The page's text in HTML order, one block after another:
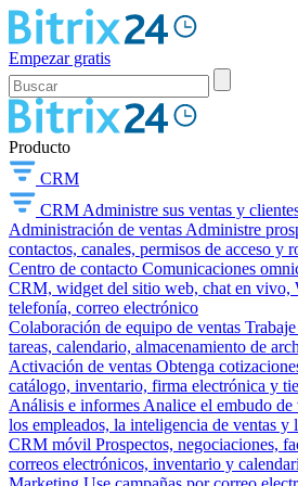
Empezar gratis
Producto
CRM
CRM Administre sus ventas y
Administración de ventas Administre
contactos, canales, permisos de acceso y
Centro de contacto Comunicaciones
CRM, widget del sitio web, chat en vivo,
telefonía, correo electrónico
Colaboración de equipo de ventas
tareas, calendario, almacenamiento de
Activación de ventas Obtenga
catálogo, inventario, firma electrónica y
Análisis e informes Analice el embudo de
los empleados, la inteligencia de ventas y
CRM móvil Prospectos, negociaciones,
correos electrónicos, inventario y